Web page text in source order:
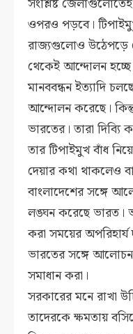
ওপরও পড়বে।
রাজ্যগুলোও উঠেপড়ে
থেকেই আন্দোলন
মানববন্ধন ইত্যাদি
আন্দোলন করেছে।
ভারতের। তারা
তার টিপাইমুখ বাঁধ
দেয়ার কথা থাকলেও
বাংলাদেশের সঙ্গে
লঙ্ঘন করেছে ভারত।
করা সময়ের
ভারতের সঙ্গে
সমাধান করা।
সরকারের মনে রাখা
তাদেরকে ক্ষমতায়